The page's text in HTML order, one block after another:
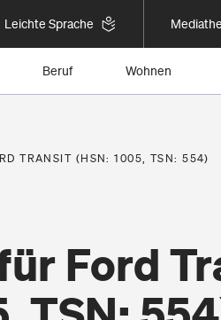
Leichte Sprache
Beruf Wohnen
TRANSIT (HSN: 1005, TSN: 554)
Ford